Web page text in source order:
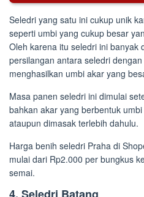
Seledri yang satu ini cukup unik
seperti umbi yang cukup besar
Oleh karena itu seledri ini banyak
persilangan antara seledri dengan
menghasilkan umbi akar yang
Masa panen seledri ini dimulai
bahkan akar yang berbentuk
ataupun dimasak terlebih dahulu.
Harga benih seledri Praha di
mulai dari Rp2.000 per bungkus
semai.